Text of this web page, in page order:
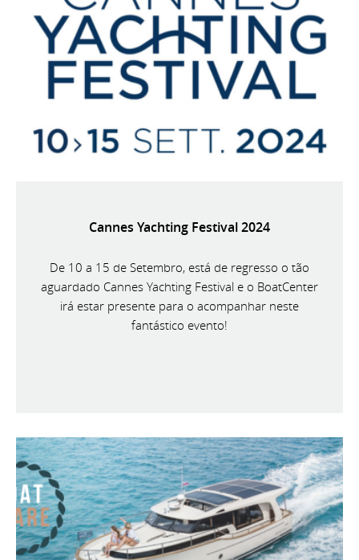
Cannes Yachting Festival 2024
De 10 a 15 de Setembro, está de regresso o tão
aguardado Cannes Yachting Festival e o BoatCenter
irá estar presente para o acompanhar neste
fantástico evento!